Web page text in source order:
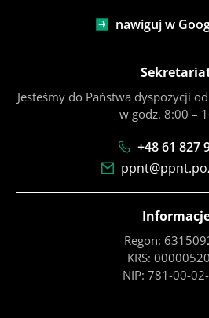
nawiguj w
Jesteśmy do Państwa dyspozycji
w godz. 8:00 –
+48 61 827
Regon:
KRS:
NIP: 781-00-